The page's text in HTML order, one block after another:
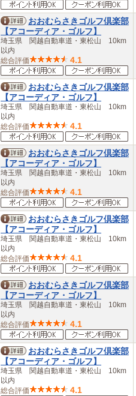
おおむらさきゴルフ倶楽部
【アコーディア・ゴルフ】
埼玉県 関越自動車道・東松山 10km
以内
総合評価
4.1
おおむらさきゴルフ倶楽部
【アコーディア・ゴルフ】
埼玉県 関越自動車道・東松山 10km
以内
総合評価
4.1
おおむらさきゴルフ倶楽部
【アコーディア・ゴルフ】
埼玉県 関越自動車道・東松山 10km
以内
総合評価
4.1
おおむらさきゴルフ倶楽部
【アコーディア・ゴルフ】
埼玉県 関越自動車道・東松山 10km
以内
総合評価
4.1
おおむらさきゴルフ倶楽部
【アコーディア・ゴルフ】
埼玉県 関越自動車道・東松山 10km
以内
総合評価
4.1
おおむらさきゴルフ倶楽部
【アコーディア・ゴルフ】
埼玉県 関越自動車道・東松山 10km
以内
総合評価
4.1